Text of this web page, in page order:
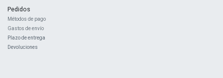
Pedidos
Métodos de pago
Gastos de envío
Plazo de entrega
Devoluciones